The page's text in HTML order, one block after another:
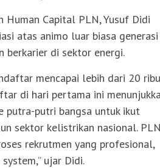
Capital PLN, Yusuf Didi
atas animo luar biasa
berkarier di sektor energi.
mencapai lebih dari 20 ribu
di hari pertama ini
putra-putri bangsa untuk ikut
sektor kelistrikan nasional. PLN
rekrutmen yang profesional,
ujar Didi.